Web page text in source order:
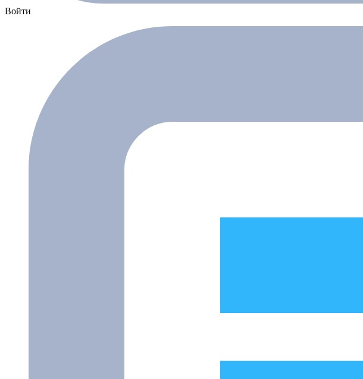
Войти